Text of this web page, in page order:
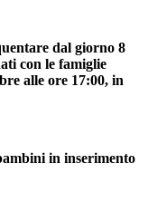
dal giorno 8
con le famiglie
alle ore 17:00, in
in inserimento